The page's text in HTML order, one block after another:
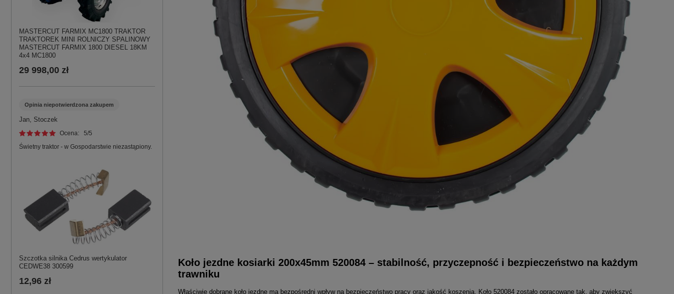
MASTERCUT FARMIX MC1800 TRAKTOR
TRAKTOREK MINI ROLNICZY SPALINOWY
MASTERCUT FARMIX 1800 DIESEL 18KM
4x4 MC1800
29 998,00 zł
Opinia niepotwierdzona zakupem
Jan, Stoczek
Ocena: 5/5
Świetny traktor - w Gospodarstwie niezastąpiony.
Szczotka silnika Cedrus wertykulator
CEDWE38 300599
12,96 zł
Koło jezdne kosiarki 200x45mm 520084 – stabilność, przyczepność i bezpieczeństwo na każdym
trawniku
Właściwie dobrane koło jezdne ma bezpośredni wpływ na bezpieczeństwo pracy oraz jakość koszenia. Koło 520084 zostało opracowane tak, aby zwiększyć